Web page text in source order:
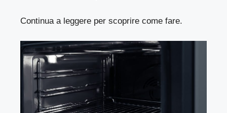
Continua a leggere per scoprire come fare.